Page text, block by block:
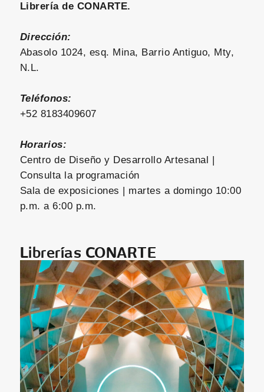
Librería de CONARTE.
Dirección:
Abasolo 1024, esq. Mina, Barrio Antiguo, Mty,
N.L.
Teléfonos:
+52 8183409607
Horarios:
Centro de Diseño y Desarrollo Artesanal |
Consulta la programación
Sala de exposiciones | martes a domingo 10:00
p.m. a 6:00 p.m.
Librerías CONARTE